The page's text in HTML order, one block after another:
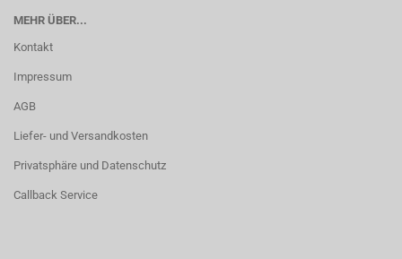
MEHR ÜBER...
Kontakt
Impressum
AGB
Liefer- und Versandkosten
Privatsphäre und Datenschutz
Callback Service